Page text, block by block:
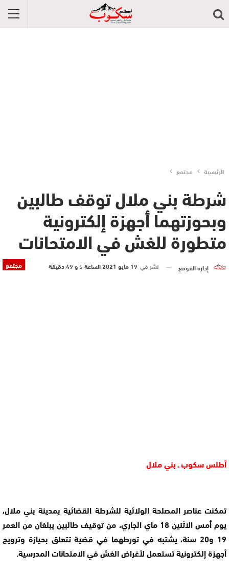
الرئيسية مجتمع
شرطة بني ملال توقف طالبين
وبحوزتهما أجهزة إلكترونية
متطورة للغش في الامتحانات
مجتمع إدارة الموقع نشر في 19 مايو 2021 الساعة 5 و 49 دقيقة
أطلس سكوب ـ بني ملال
تمكنت عناصر المصلحة الولائية للشرطة القضائية بمدينة بني ملال،
يوم أمس الاثنين 18 ماي الجاري، من توقيف طالبين يبلغان من العمر
19 و20 سنة، يشتبه في تورطهما في قضية تتعلق بحيازة وترويج
أجهزة إلكترونية تستعمل لأغراض الغش في الامتحانات المدرسية.